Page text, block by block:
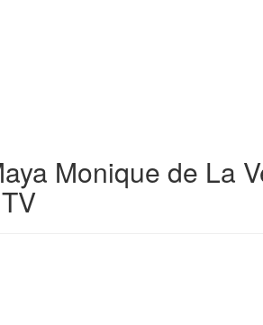
Monique de La